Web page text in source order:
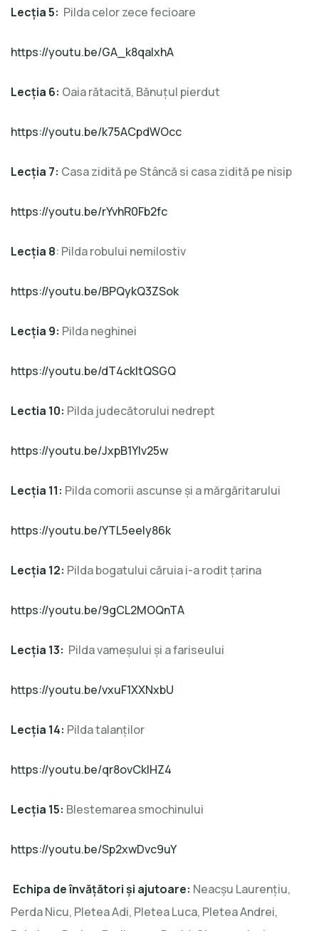
Lecţia 5: Pilda celor zece fecioare
https://youtu.be/GA_k8qaIxhA
Lecţia 6: Oaia rătacită, Bănuţul pierdut
https://youtu.be/k75ACpdWOcc
Lecţia 7: Casa zidită pe Stâncă si casa zidită pe nisip
https://youtu.be/rYvhR0Fb2fc
Lecţia 8: Pilda robului nemilostiv
https://youtu.be/BPQykQ3ZSok
Lecţia 9: Pilda neghinei
https://youtu.be/dT4ckltQSGQ
Lectia 10: Pilda judecătorului nedrept
https://youtu.be/JxpB1Ylv25w
Lecţia 11: Pilda comorii ascunse şi a mărgăritarului
https://youtu.be/YTL5eeIy86k
Lecţia 12: Pilda bogatului căruia i-a rodit ţarina
https://youtu.be/9gCL2MOQnTA
Lecţia 13: Pilda vameşului şi a fariseului
https://youtu.be/vxuF1XXNxbU
Lecţia 14: Pilda talanţilor
https://youtu.be/qr8ovCkIHZ4
Lecţia 15: Blestemarea smochinului
https://youtu.be/Sp2xwDvc9uY
Echipa de învăţători şi ajutoare: Neacșu Laurențiu,
Perda Nicu, Pletea Adi, Pletea Luca, Pletea Andrei,